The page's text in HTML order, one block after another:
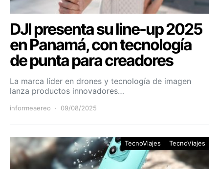
DJI presenta su line-up 2025
en Panamá, con tecnología
de punta para creadores
La marca líder en drones y tecnología de imagen
lanza productos innovadores…
informeaereo 09/08/2025
TecnoViajes TecnoViajes